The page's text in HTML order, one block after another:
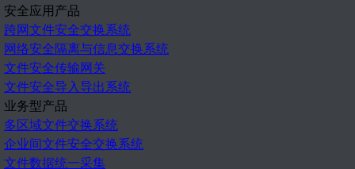
安全应用产品
跨网文件安全交换系统
网络安全隔离与信息交换系统
文件安全传输网关
文件安全导入导出系统
业务型产品
多区域文件交换系统
企业间文件安全交换系统
文件数据统一采集